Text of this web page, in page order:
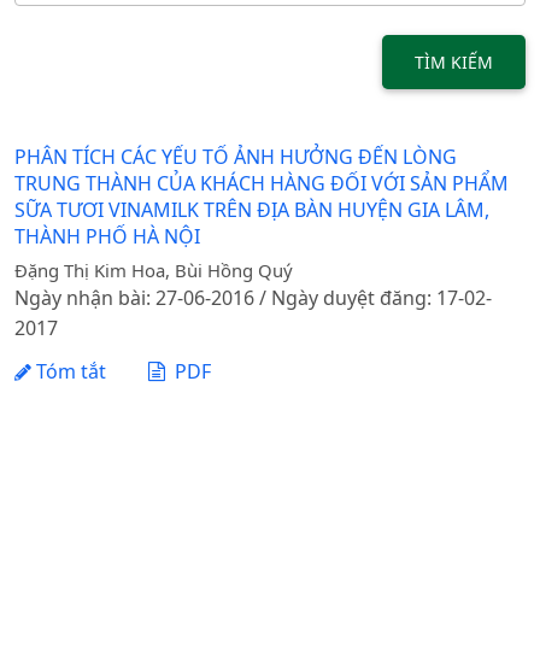
TÌM KIẾM
PHÂN TÍCH CÁC YẾU TỐ ẢNH HƯỞNG ĐẾN LÒNG
TRUNG THÀNH CỦA KHÁCH HÀNG ĐỐI VỚI SẢN PHẨM
SỮA TƯƠI VINAMILK TRÊN ĐỊA BÀN HUYỆN GIA LÂM,
THÀNH PHỐ HÀ NỘI
Đặng Thị Kim Hoa, Bùi Hồng Quý
Ngày nhận bài: 27-06-2016 / Ngày duyệt đăng: 17-02-
2017
Tóm tắt
PDF